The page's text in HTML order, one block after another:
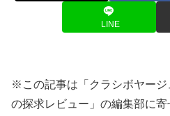
LINE
※この記事は「クラシボヤージ
の探求レビュー」の編集部に